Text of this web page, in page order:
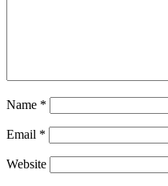
Name *
Email *
Website